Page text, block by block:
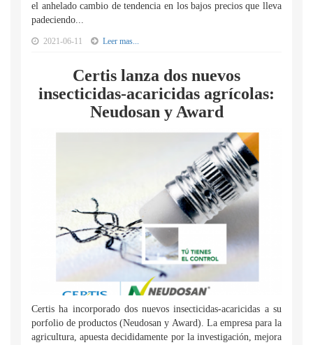
el anhelado cambio de tendencia en los bajos precios que lleva
padeciendo...
2021-06-11 Leer mas...
Certis lanza dos nuevos
insecticidas-acaricidas agrícolas:
Neudosan y Award
Certis ha incorporado dos nuevos insecticidas-acaricidas a su
porfolio de productos (Neudosan y Award). La empresa para la
agricultura, apuesta decididamente por la investigación, mejora